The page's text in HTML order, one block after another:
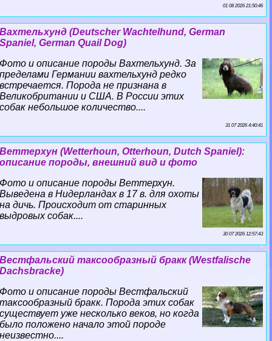
01 08 2026 21:50:46
Вахтельхунд (Deutscher Wachtelhund, German
Spaniel, German Quail Dog)
Фото и описание породы Вахтельхунд. За
пределами Германии вахтельхунд редко
встречается. Порода не признана в
Великобритании и США. В России этих
собак небольшое количество....
31 07 2026 4:40:41
Веттерхун (Wetterhoun, Otterhoun, Dutch Spaniel):
описание породы, внешний вид и фото
Фото и описание породы Веттерхун.
Выведена в Нидерландах в 17 в. для охоты
на дичь. Происходит от старинных
выдровых собак....
30 07 2026 12:57:43
Вестфальский таксообразный бpaкк (Westfalische
Dachsbracke)
Фото и описание породы Вестфальский
таксообразный бpaкк. Порода этих собак
существует уже несколько веков, но когда
было положено начало этой породе
неизвестно....